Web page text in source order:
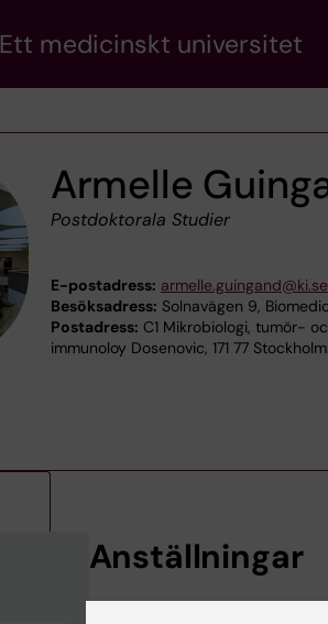
Ett medicinskt universitet
Armelle
Postdoktorala Studier
E-postadress: armelle.guingand@ki.se
Besöksadress: Solnavägen 9,
Postadress: C1 Mikrobiologi, tumör-
immunoloy Dosenovic, 171 77 Stockholm
Anställningar